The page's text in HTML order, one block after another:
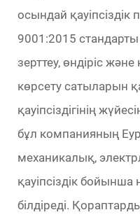
осындай қауіпсіздік
9001:2015
зерттеу, өндіріс және
көрсету сатыларын
қауіпсіздігінің
бұл компанияның
механикалық,
қауіпсіздік бойынша
білдіреді.